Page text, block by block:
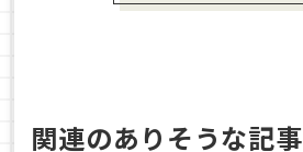
関連のありそうな記事